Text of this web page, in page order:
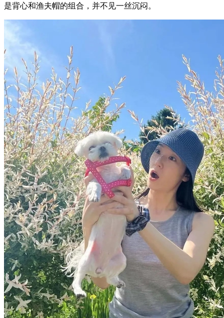
是背心和渔夫帽的组合，并不见一丝沉闷。